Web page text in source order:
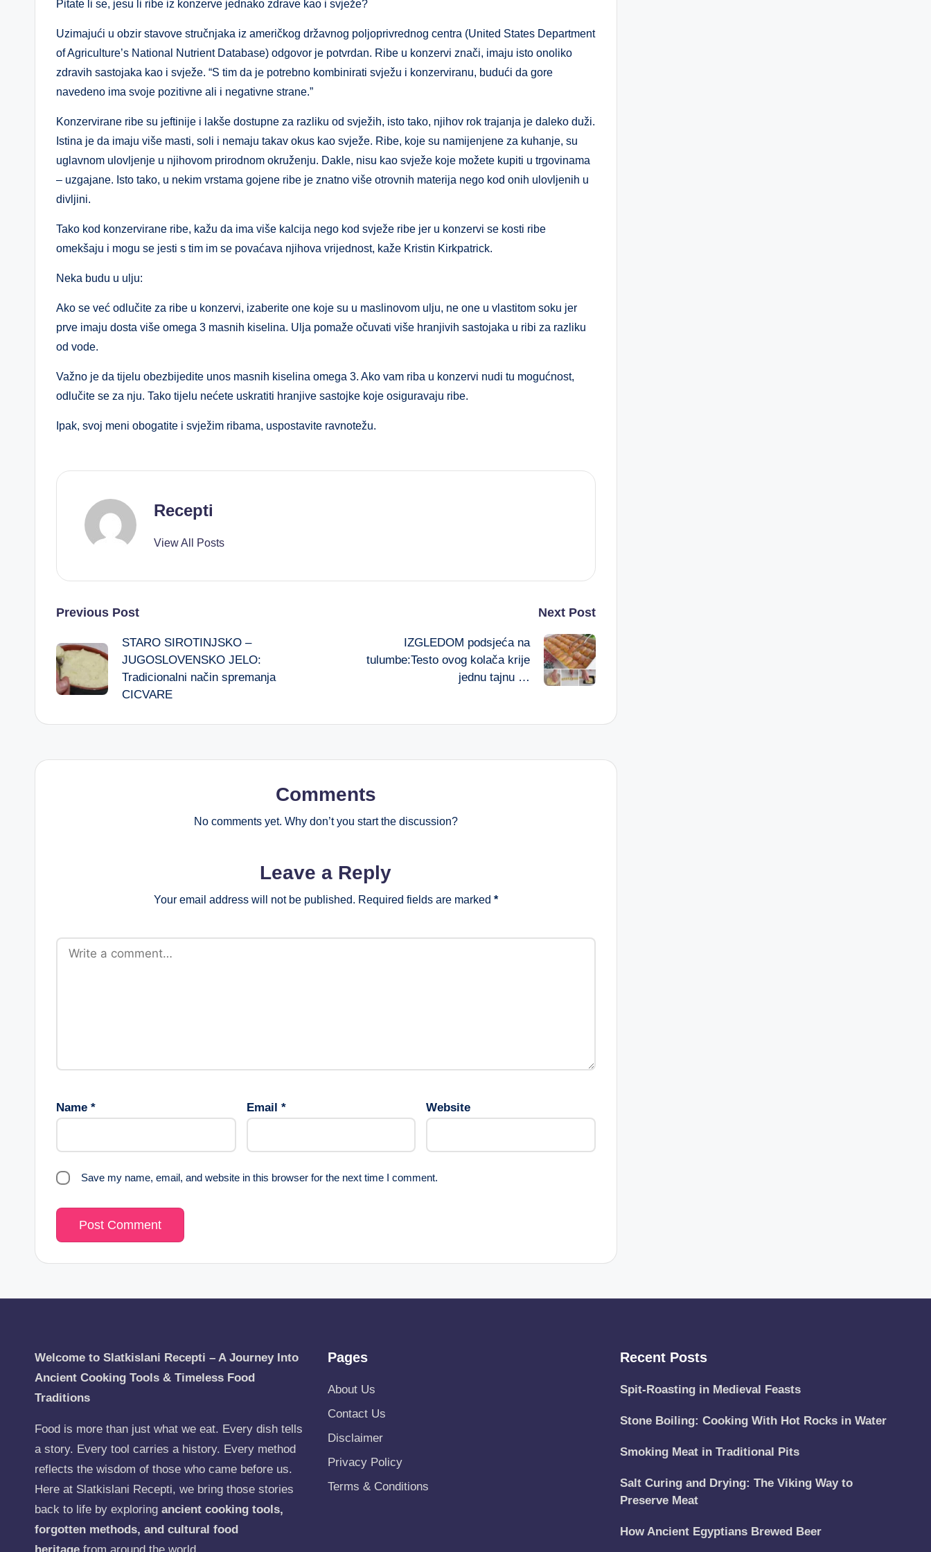
Pitate li se, jesu li ribe iz konzerve jednako zdrave kao i svježe?
Uzimajući u obzir stavove stručnjaka iz američkog državnog poljoprivrednog centra (United States Department
of Agriculture’s National Nutrient Database) odgovor je potvrdan. Ribe u konzervi znači, imaju isto onoliko
zdravih sastojaka kao i svježe. “S tim da je potrebno kombinirati svježu i konzerviranu, budući da gore
navedeno ima svoje pozitivne ali i negativne strane.”
Konzervirane ribe su jeftinije i lakše dostupne za razliku od svježih, isto tako, njihov rok trajanja je daleko duži.
Istina je da imaju više masti, soli i nemaju takav okus kao svježe. Ribe, koje su namijenjene za kuhanje, su
uglavnom ulovljenje u njihovom prirodnom okruženju. Dakle, nisu kao svježe koje možete kupiti u trgovinama
– uzgajane. Isto tako, u nekim vrstama gojene ribe je znatno više otrovnih materija nego kod onih ulovljenih u
divljini.
Tako kod konzervirane ribe, kažu da ima više kalcija nego kod svježe ribe jer u konzervi se kosti ribe
omekšaju i mogu se jesti s tim im se povaćava njihova vrijednost, kaže Kristin Kirkpatrick.
Neka budu u ulju:
Ako se već odlučite za ribe u konzervi, izaberite one koje su u maslinovom ulju, ne one u vlastitom soku jer
prve imaju dosta više omega 3 masnih kiselina. Ulja pomaže očuvati više hranjivih sastojaka u ribi za razliku
od vode.
Važno je da tijelu obezbijedite unos masnih kiselina omega 3. Ako vam riba u konzervi nudi tu mogućnost,
odlučite se za nju. Tako tijelu nećete uskratiti hranjive sastojke koje osiguravaju ribe.
Ipak, svoj meni obogatite i svježim ribama, uspostavite ravnotežu.
Recepti
View All Posts
Post
navigation
Previous Post
STARO SIROTINJSKO –
JUGOSLOVENSKO JELO:
Tradicionalni način spremanja
CICVARE
Next Post
IZGLEDOM podsjeća na
tulumbe:Testo ovog kolača krije
jednu tajnu …
Comments
No comments yet. Why don’t you start the discussion?
Leave a Reply
Your email address will not be published. Required fields are marked *
Name * Email * Website
Save my name, email, and website in this browser for the next time I comment.
Welcome to Slatkislani Recepti – A Journey Into
Ancient Cooking Tools & Timeless Food
Traditions
Food is more than just what we eat. Every dish tells
a story. Every tool carries a history. Every method
reflects the wisdom of those who came before us.
Here at Slatkislani Recepti, we bring those stories
back to life by exploring ancient cooking tools,
forgotten methods, and cultural food
Pages
About Us
Contact Us
Disclaimer
Privacy Policy
Terms & Conditions
Recent Posts
Spit-Roasting in Medieval Feasts
Stone Boiling: Cooking With Hot Rocks in Water
Smoking Meat in Traditional Pits
Salt Curing and Drying: The Viking Way to
Preserve Meat
How Ancient Egyptians Brewed Beer